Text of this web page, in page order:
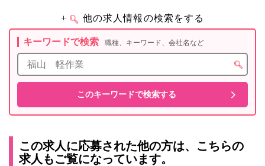
+ 他の求人情報の検索をする
キーワードで検索 職種、キーワード、会社名など
この求人に応募された他の方は、こちらの
求人もご覧になっています。